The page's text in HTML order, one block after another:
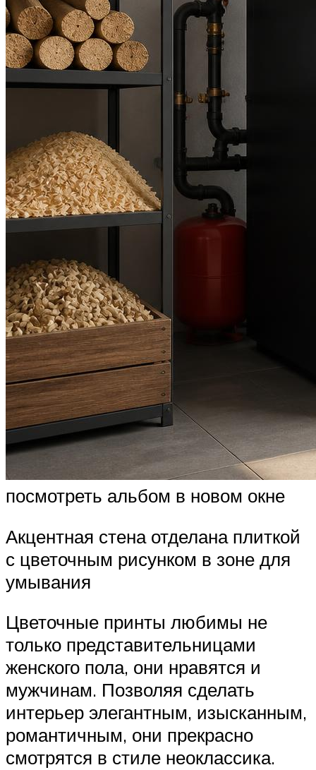
посмотреть альбом в новом окне
Акцентная стена отделана плиткой
с цветочным рисунком в зоне для
умывания
Цветочные принты любимы не
только представительницами
женского пола, они нравятся и
мужчинам. Позволяя сделать
интерьер элегантным, изысканным,
романтичным, они прекрасно
смотрятся в стиле неоклассика.